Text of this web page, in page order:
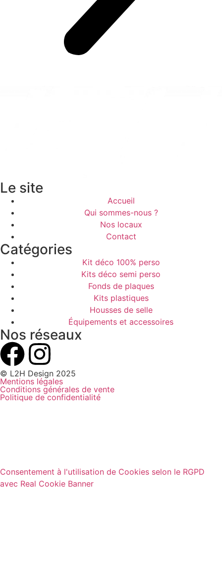
Le site
Accueil
Qui sommes-nous ?
Nos locaux
Contact
Catégories
Kit déco 100% perso
Kits déco semi perso
Fonds de plaques
Kits plastiques
Housses de selle
Équipements et accessoires
Nos réseaux
© L2H Design 2025
Mentions légales
Conditions générales de vente
Politique de confidentialité
Consentement à l'utilisation de Cookies selon le RGPD
avec Real Cookie Banner